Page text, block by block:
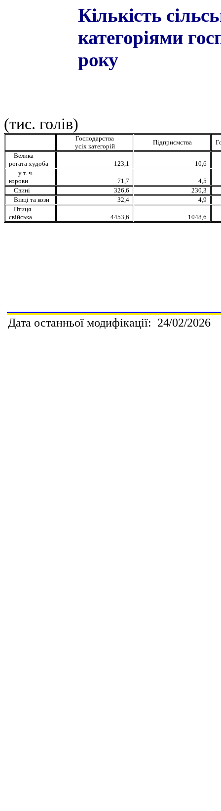
Кількість
категоріями
року
(тис. голів)
Господарства
усіх категорій
Підприємства
Велика
рогата худоба
123,1
10,6
у т. ч.
корови
71,7
4,5
Свині
326,6
230,3
Вівці та кози
32,4
4,9
Птиця
свійська
4453,6 1048,6
Дата останньої модифікації: 24/02/2026